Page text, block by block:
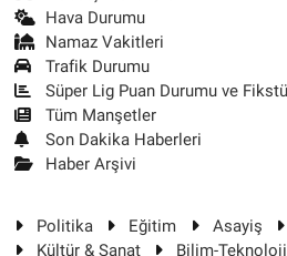
Hava Durumu
Namaz Vakitleri
Trafik Durumu
Süper Lig Puan Durumu ve
Tüm Manşetler
Son Dakika Haberleri
Haber Arşivi
Politika Eğitim Asayiş
Kültür & Sanat
Bilim-Teknoloji